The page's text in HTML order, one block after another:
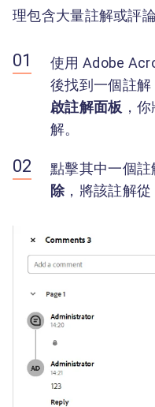
理包含大量註解或評
使用 Adobe
後找到一個註
啟註解面板 ，
解。
點擊其中一個註
除，將該註解從